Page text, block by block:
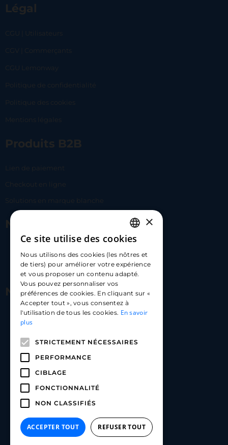
Légal
CGU | Utilisateurs
CGV | Commerçants
CGU Lemonway
Politique de confidentialité
Politique des cookies
Mentions légales
Produits B2B
Lien de paiement
Checkout en ligne
Solutions en marque blanche
Nous contacter
hello@carloapp.com
Nous suivre
Carlo App | Instagram
Carlo App | Linkedin
FRENCH
ENGLISH
SPANISH
×
Ce site utilise des cookies
Nous utilisons des cookies (les nôtres et
de tiers) pour améliorer votre expérience
et vous proposer un contenu adapté.
Vous pouvez personnaliser vos
préférences de cookies. En cliquant sur «
Accepter tout », vous consentez à
l'utilisation de tous les cookies. En savoir
plus
STRICTEMENT NÉCESSAIRES
PERFORMANCE
CIBLAGE
FONCTIONNALITÉ
NON CLASSIFIÉS
ACCEPTER TOUT REFUSER TOUT